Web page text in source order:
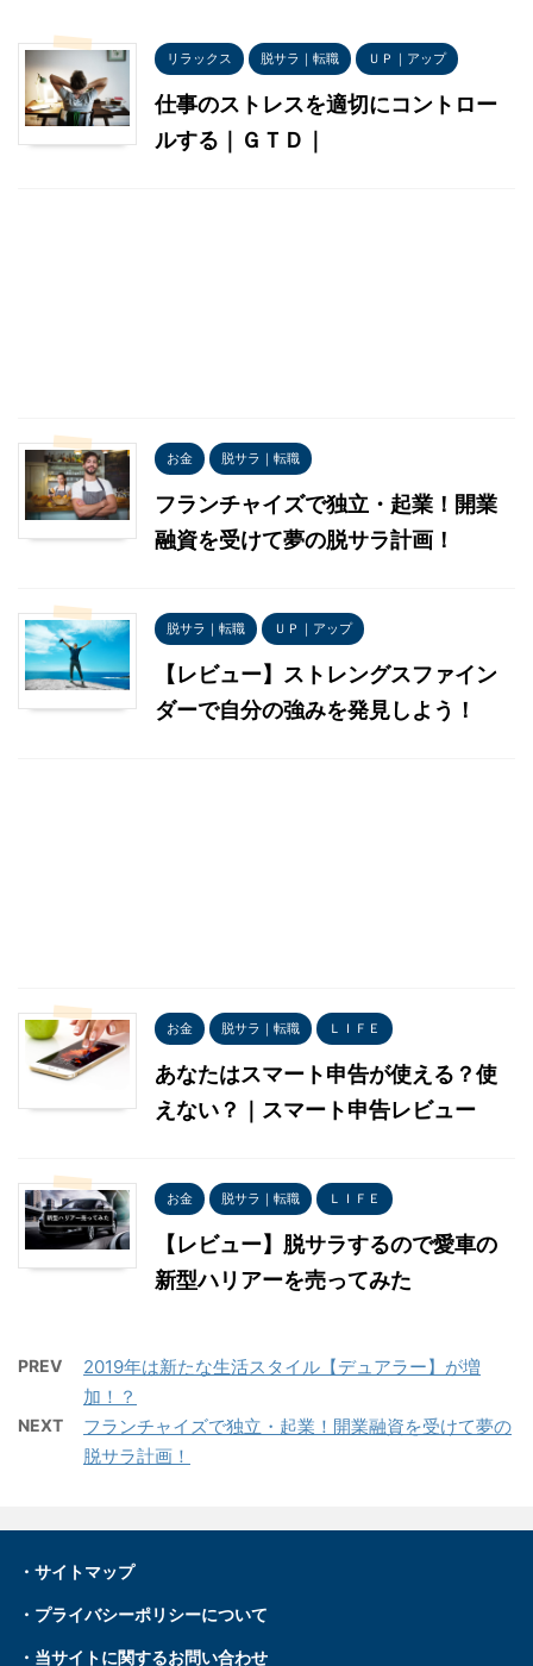
リラックス 脱サラ｜転職 ＵＰ｜アップ
仕事のストレスを適切にコントロー
ルする｜ＧＴＤ｜
お金 脱サラ｜転職
フランチャイズで独立・起業！開業
融資を受けて夢の脱サラ計画！
脱サラ｜転職 ＵＰ｜アップ
【レビュー】ストレングスファイン
ダーで自分の強みを発見しよう！
お金 脱サラ｜転職 ＬＩＦＥ
あなたはスマート申告が使える？使
えない？｜スマート申告レビュー
お金 脱サラ｜転職 ＬＩＦＥ
【レビュー】脱サラするので愛車の
新型ハリアーを売ってみた
PREV
2019年は新たな生活スタイル【デュアラー】が増
加！？
NEXT
フランチャイズで独立・起業！開業融資を受けて夢の
脱サラ計画！
・ サイトマップ
・プライバシーポリシーについて
・ 当サイトに関するお問い合わせ